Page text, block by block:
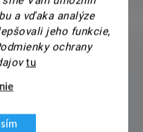
a vďaka analýze
jeho funkcie,
ochrany
tu